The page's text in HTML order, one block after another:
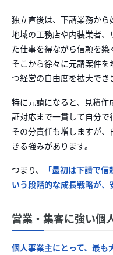
独立直後は、下請業務から
地域の工務店や内装業者
た仕事を得ながら信頼を築
そこから徐々に元請案件
つ経営の自由度を拡大でき
特に元請になると、見積
証対応まで一貫して自分で
その分責任も増しますが
きる強みがあります。
つまり、
「最初は下請で
いう段階的な成長戦略が、
営業・集客に強い個
個人事業主にとって、最も